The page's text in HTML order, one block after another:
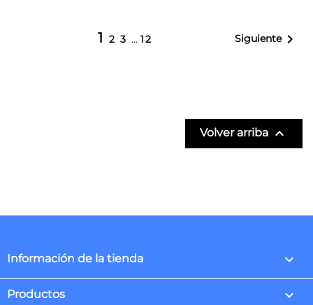
1 2 3 … 12 Siguiente
Volver arriba 
Información de la tienda keyboard_arrow_down
Productos 